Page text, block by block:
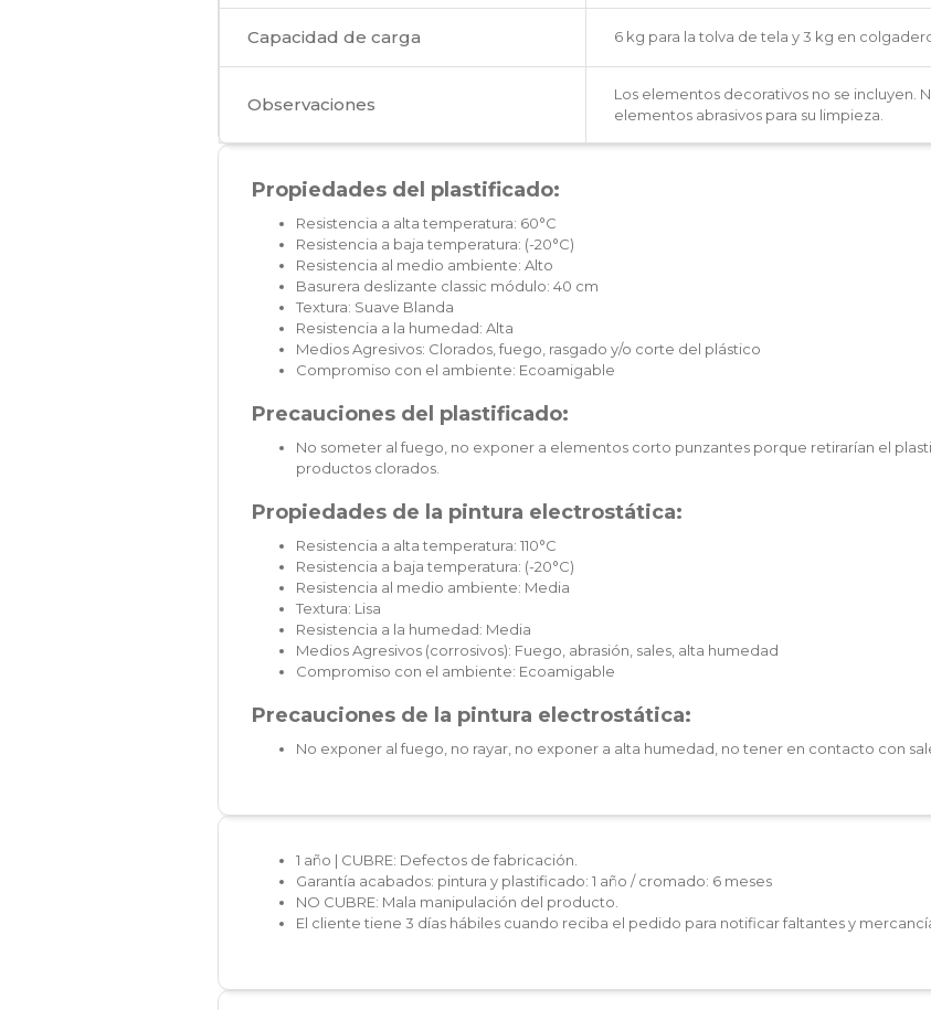
Capacidad de carga 6 kg para la tolva de tela y 3 kg en
Observaciones
Los elementos decorativos no se incluyen.
elementos abrasivos para su limpieza.
Propiedades del plastificado:
Resistencia a alta temperatura: 60°C
Resistencia a baja temperatura: (-20°C)
Resistencia al medio ambiente: Alto
Basurera deslizante classic módulo: 40 cm
Textura: Suave Blanda
Resistencia a la humedad: Alta
Medios Agresivos: Clorados, fuego, rasgado y/o corte del plástico
Compromiso con el ambiente: Ecoamigable
Precauciones del plastificado:
No someter al fuego, no exponer a elementos corto punzantes porque retirarían el
productos clorados.
Propiedades de la pintura electrostática:
Resistencia a alta temperatura: 110°C
Resistencia a baja temperatura: (-20°C)
Resistencia al medio ambiente: Media
Textura: Lisa
Resistencia a la humedad: Media
Medios Agresivos (corrosivos): Fuego, abrasión, sales, alta humedad
Compromiso con el ambiente: Ecoamigable
Precauciones de la pintura electrostática:
No exponer al fuego, no rayar, no exponer a alta humedad, no tener en contacto con
1 año | CUBRE: Defectos de fabricación.
Garantía acabados: pintura y plastificado: 1 año / cromado: 6 meses
NO CUBRE: Mala manipulación del producto.
El cliente tiene 3 días hábiles cuando reciba el pedido para notificar faltantes y